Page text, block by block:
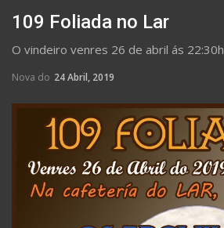
109 Foliada no Lar
O vindeiro venres 26 de abril ás 22:30h
Nova do 24 Abril, 2019